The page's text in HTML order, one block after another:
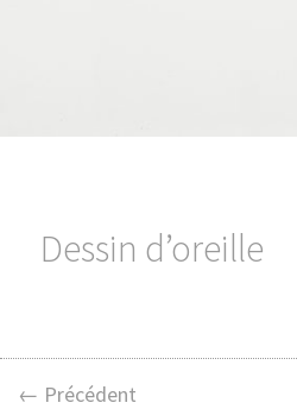
Dessin d’oreille
← Précédent